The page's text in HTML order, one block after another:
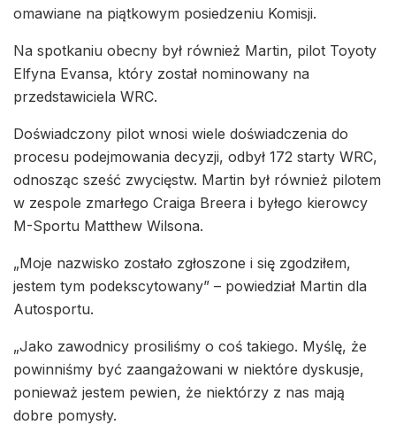
omawiane na piątkowym posiedzeniu Komisji.
Na spotkaniu obecny był również Martin, pilot Toyoty
Elfyna Evansa, który został nominowany na
przedstawiciela WRC.
Doświadczony pilot wnosi wiele doświadczenia do
procesu podejmowania decyzji, odbył 172 starty WRC,
odnosząc sześć zwycięstw. Martin był również pilotem
w zespole zmarłego Craiga Breera i byłego kierowcy
M-Sportu Matthew Wilsona.
„Moje nazwisko zostało zgłoszone i się zgodziłem,
jestem tym podekscytowany” – powiedział Martin dla
Autosportu.
„Jako zawodnicy prosiliśmy o coś takiego. Myślę, że
powinniśmy być zaangażowani w niektóre dyskusje,
ponieważ jestem pewien, że niektórzy z nas mają
dobre pomysły.